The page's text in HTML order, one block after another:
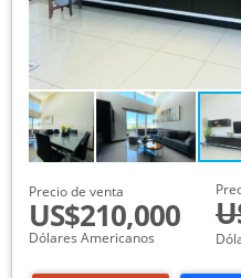
Precio de venta
US$210,000
Dólares Americanos